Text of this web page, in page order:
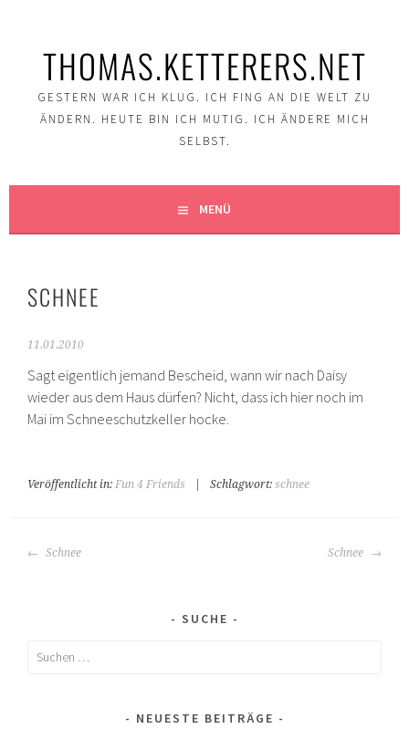
THOMAS.KETTERERS.NET
GESTERN WAR ICH KLUG. ICH FING AN DIE WELT ZU
ÄNDERN. HEUTE BIN ICH MUTIG. ICH ÄNDERE MICH
SELBST.
MENÜ
SCHNEE
11.01.2010
Sagt eigentlich jemand Bescheid, wann wir nach Daisy
wieder aus dem Haus dürfen? Nicht, dass ich hier noch im
Mai im Schneeschutzkeller hocke.
Veröffentlicht in:Fun 4 Friends Schlagwort:schnee
BEITRAGS-
Schnee Schnee
SUCHE
Suchen
NEUESTE BEITRÄGE